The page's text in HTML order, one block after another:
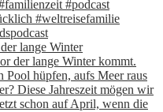
lange Winter